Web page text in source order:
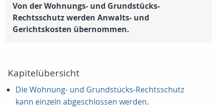
Von der Wohnungs- und Grundstücks-
Rechtsschutz werden Anwalts- und
Gerichtskosten übernommen.
Kapitelübersicht
Die Wohnung- und Grundstücks-Rechtsschutz
kann einzeln abgeschlossen werden.